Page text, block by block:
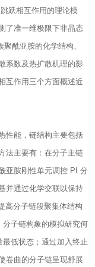
跃相互作用的理论模
了准一维极限下非晶态
酰亚胺的化学结构、
系数及热扩散机理的影
互作用三个方面概述近
性能，链结构主要包括
法主要有：在分子主链
亚胺刚性单元调控 PI 分
并通过化学交联以保持
高分子链段聚集体结构
子链构象的模拟研究何
低状态；通过加入终止
卷曲的分子链呈现舒展